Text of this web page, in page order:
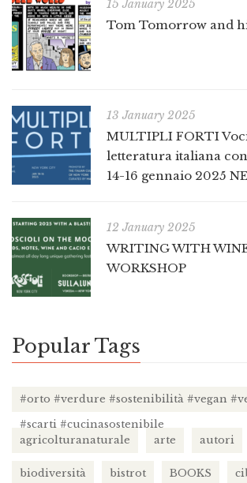
15 January 2025
Tom Tomorrow and
13 January 2025
MULTIPLI FORTI
letteratura italiana
14-16 gennaio 2025
12 January 2025
WRITING WITH
WORKSHOP
Popular Tags
#orto #verdure #sostenibilità #vegan
#scarti #cucinasostenibile
agricolturanaturale
arte autori
biodiversità bistrot BOOKS